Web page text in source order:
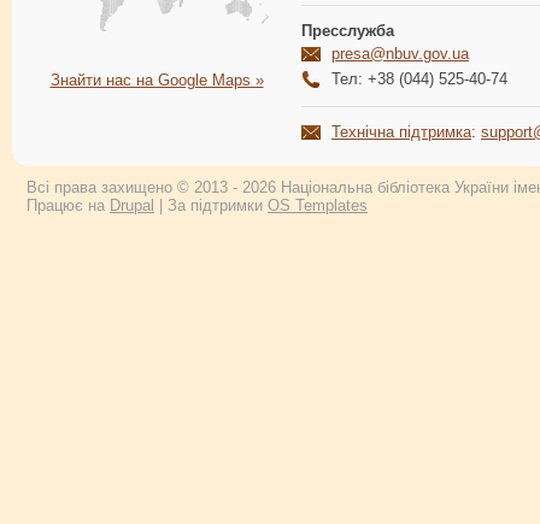
Знайти нас на Google Maps »
Пресслужба
presa@nbuv.gov.ua
Тел: +38 (044) 525-40-74
Технічна підтримка:
Всі права захищено © 2013 - 2026 Національна бібліотека України
Працює на Drupal | За підтримки OS Templates